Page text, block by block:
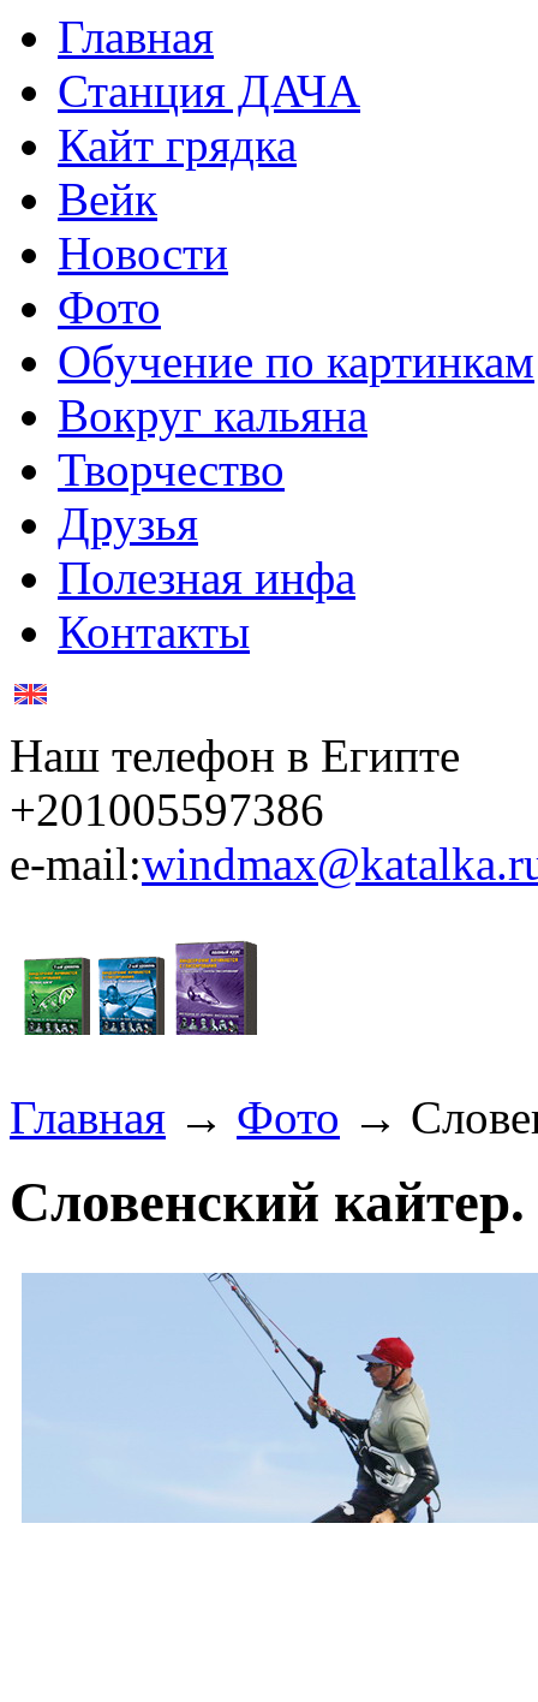
Главная
Станция ДАЧА
Кайт грядка
Вейк
Новости
Фото
Обучение по картинкам
Вокруг кальяна
Творчество
Друзья
Полезная инфа
Контакты
Наш телефон в Египте
+201005597386
e-mail:
Главная → Фото →
Словенский кайтер.